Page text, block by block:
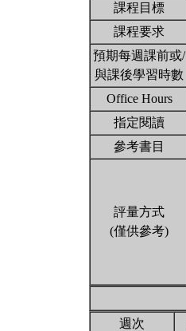
課程目標
課程要求
預期每週課前或/
與課後學習時數
Office Hours
指定閱讀
參考書目
評量方式
(僅供參考)
週次